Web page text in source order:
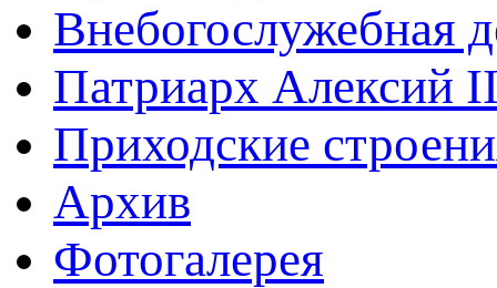
Внебогослужебная
Патриарх Алексий
Приходские
Архив
Фотогалерея